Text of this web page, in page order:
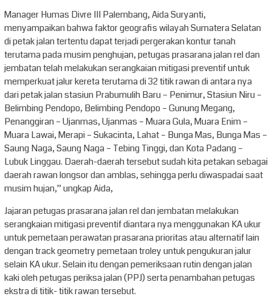
Manager Humas Divre III Palembang, Aida Suryanti,
menyampaikan bahwa faktor geografis wilayah Sumatera Selatan
di petak jalan tertentu dapat terjadi pergerakan kontur tanah
terutama pada musim penghujan, petugas prasarana jalan rel dan
jembatan telah melakukan serangkaian mitigasi preventif untuk
memperkuat jalur kereta terutama di 32 titik rawan di antara nya
dari petak jalan stasiun Prabumulih Baru – Penimur, Stasiun Niru –
Belimbing Pendopo, Belimbing Pendopo – Gunung Megang,
Penanggiran – Ujanmas, Ujanmas – Muara Gula, Muara Enim –
Muara Lawai, Merapi – Sukacinta, Lahat – Bunga Mas, Bunga Mas –
Saung Naga, Saung Naga – Tebing Tinggi, dan Kota Padang –
Lubuk Linggau. Daerah-daerah tersebut sudah kita petakan sebagai
daerah rawan longsor dan amblas, sehingga perlu diwaspadai saat
musim hujan,” ungkap Aida,
Jajaran petugas prasarana jalan rel dan jembatan melakukan
serangkaian mitigasi preventif diantara nya menggunakan KA ukur
untuk pemetaan perawatan prasarana prioritas atau alternatif lain
dengan track geometry pemetaan troley untuk pengukuran jalur
selain KA ukur. Selain itu dengan pemeriksaan rutin dengan jalan
kaki oleh petugas periksa jalan (PPJ) serta penambahan petugas
ekstra di titik- titik rawan tersebut.